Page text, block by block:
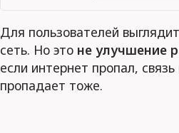
Для пользователей
сеть. Но это не улучшение
если интернет пропал,
пропадает тоже.